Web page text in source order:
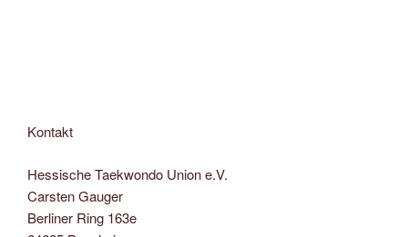
Kontakt
Hessische Taekwondo Union e.V.
Carsten Gauger
Berliner Ring 163e